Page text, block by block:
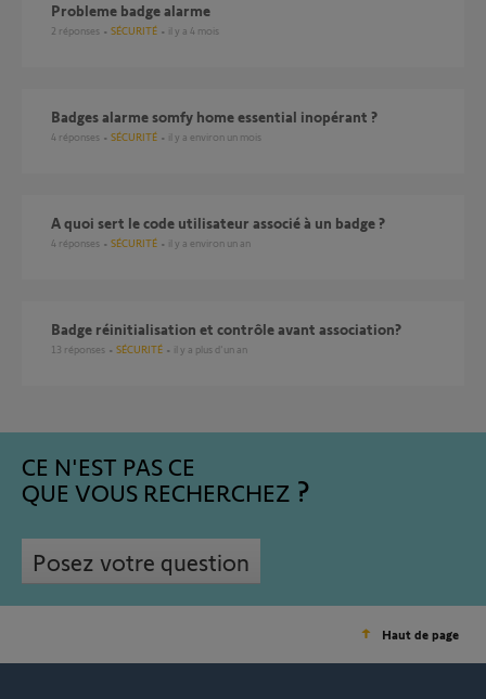
probleme badge alarme
2 réponses SÉCURITÉ il y a 4 mois
Badges alarme somfy home essential inopérant ?
4 réponses SÉCURITÉ il y a environ un mois
A quoi sert le code utilisateur associé à un badge ?
4 réponses SÉCURITÉ il y a environ un an
badge réinitialisation et contrôle avant association?
13 réponses SÉCURITÉ il y a plus d'un an
CE N'EST PAS CE
QUE VOUS RECHERCHEZ
Posez votre question
Haut de page